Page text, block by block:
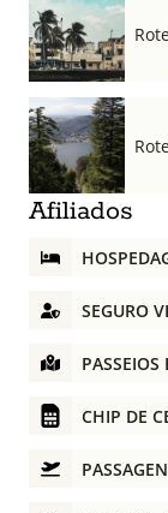
Afiliados
SEGURO
PASSEIOS
CHIP DE